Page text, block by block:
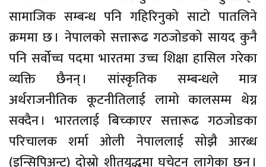
सामाजिक सम्बन्ध पनि गहिरिनुको साटो पातलिने
क्रममा छ । नेपालको सत्तारूढ गठजोडको सायद कुनै
पनि सर्वोच्च पदमा भारतमा उच्च शिक्षा हासिल गरेका
व्यक्ति छैनन् । सांस्कृतिक सम्बन्धले मात्र
अर्थराजनीतिक कूटनीतिलाई लामो कालसम्म थेग्न
सक्दैन । भारतलाई बिच्काएर सत्तारूढ गठजोडका
परिचालक शर्मा ओली नेपाललाई सोझै आरब्ध
(इन्सिपिअन्ट) दोस्रो शीतयुद्धमा घचेट्न लागेका छन् ।